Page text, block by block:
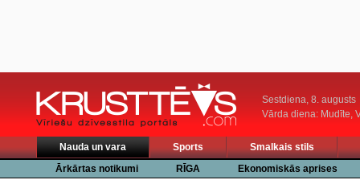
Sestdiena, 8. augusts
Vārda diena: Mudīte,
Nauda un vara Sports
Smalkais stils
Ārkārtas notikumi
RĪGA Ekonomiskās aprises